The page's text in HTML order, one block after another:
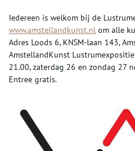
Iedereen is welkom bij de
www.amstellandkunst.nl om alle
Adres Loods 6, KNSM-laan 143,
AmstellandKunst
21.00, zaterdag 26 en zondag 27
Entree gratis.